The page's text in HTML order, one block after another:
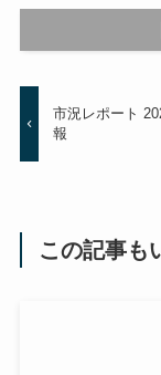
市況レポート
報
この記事も